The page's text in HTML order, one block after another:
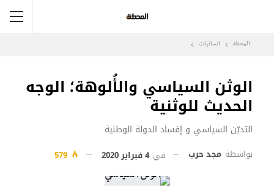
المحطة انسانيات
الوثن السياسي والأُلوهة؛ الوجه
الحديث للوثنية
التديّن السياسي و إفساد الدولة الوطنية
بواسطة مجد حرب في 4 فبراير 2020